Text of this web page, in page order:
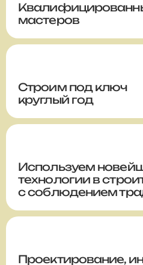
мастеров
Строим под ключ
круглый год
Используем
технологии в
с соблюдением
Проектирование,